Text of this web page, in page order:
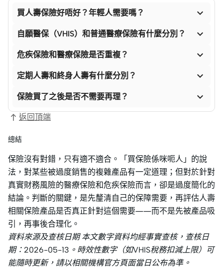
買人壽保險好唔好？年輕人需要嗎？ 
自願醫保（VHIS）和普通醫療保險有什麼分別？ 
危疾保險和醫療保險是否重複？ 
定期人壽和終身人壽有什麼分別？ 
保險買了之後是否不需要再理？ 
返回頂端
總結
保險沒有對錯，只有適不適合。「買保險係咪呃人」的說
法，對某些被過度銷售的複雜產品有一定道理；但對於針對
真實財務風險的醫療保險和危疾保險而言，卻是過度簡化的
結論。判斷的關鍵，是先釐清自己的保障需要，再評估人壽
相關保險產品是否真正針對這個需要——而不是先被產品吸
引，再事後合理化。
資料來源及查核日期 本文數字資料均經事實查核，查核日
期：2026-05-13。時效性數字（如VHIS稅務扣減上限）可
能隨時更新，請以相關機構官方頁面當日公布為準。